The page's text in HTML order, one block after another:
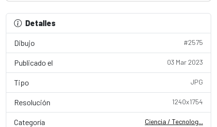
Detalles
Dibujo #2575
Publicado el 03 Mar 2023
Tipo JPG
Resolución 1240x1754
Categoría Ciencia / Tecnolog...